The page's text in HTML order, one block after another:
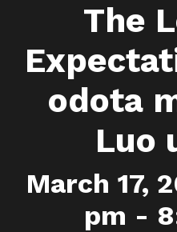
The
odota
Luo
March 17,
pm -